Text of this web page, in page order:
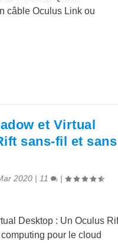
câble Oculus Link ou
et Virtual
sans-fil et sans
2020| 11 |
Desktop : Un Oculus
pour le cloud